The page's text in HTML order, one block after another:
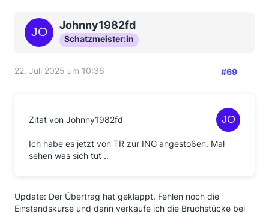
Johnny1982fd
Schatzmeister:in
22. Juli 2025 um 10:36 #69
Zitat von Johnny1982fd
Ich habe es jetzt von TR zur ING angestoßen. Mal
sehen was sich tut ..
Update: Der Übertrag hat geklappt. Fehlen noch die
Einstandskurse und dann verkaufe ich die Bruchstücke bei